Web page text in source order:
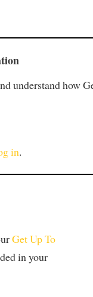
understand how
in.
Get Up To
in your